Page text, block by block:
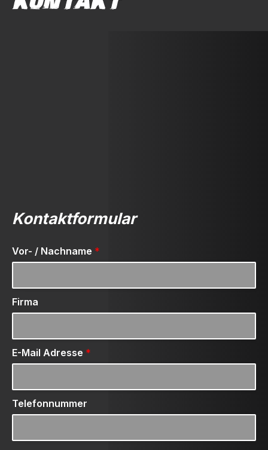
Kontaktformular
Vor- / Nachname *
Firma
E-Mail Adresse *
Telefonnummer